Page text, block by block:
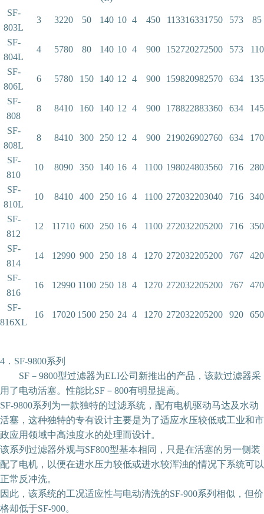
SF-
803L
3 3220 50 140 10 4 450 113316331750 573 85
SF-
804L
4 5780 80 140 10 4 900 152720272500 573 110
SF-
806L
6 5780 150 140 12 4 900 159820982570 634 135
SF-
808
8 8410 160 140 12 4 900 178822883360 634 145
SF-
808L
8 8410 300 250 12 4 900 219026902760 634 170
SF-
810
10 8090 350 140 16 4 1100 198024803560 716 280
SF-
810L
10 8410 400 250 16 4 1100 272032203040 716 340
SF-
812
12 11710 600 250 16 4 1100 272032205200 716 350
SF-
814
14 12990 900 250 18 4 1270 272032205200 767 420
SF-
816
16 12990 1100 250 18 4 1270 272032205200 767 470
SF-
816XL
16 17020 1500 250 24 4 1270 272032205200 920 650
4．SF-9800系列
SF－9800型过滤器为ELI公司新推出的产品，该款过滤器采
用了电动活塞。性能比SF－800有明显提高。
SF-9800系列为一款独特的过滤系统，配有电机驱动马达及水动
活塞，这种独特的专有设计主要是为了适应水压较低或工业和市
政应用领域中高浊度水的处理而设计。
该系列过滤器外观与SF800型基本相同，只是在活塞的另一侧装
配了电机，以便在进水压力较低或进水较浑浊的情况下系统可以
正常反冲洗。
因此，该系统的工况适应性与电动清洗的SF-900系列相似，但价
格却低于SF-900。